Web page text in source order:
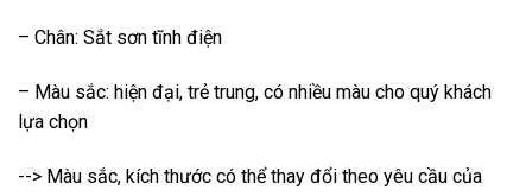
– Chân: Sắt sơn tĩnh điện
– Màu sắc: hiện đại, trẻ trung, có nhiều màu cho quý khách
lựa chọn
--> Màu sắc, kích thước có thể thay đổi theo yêu cầu của